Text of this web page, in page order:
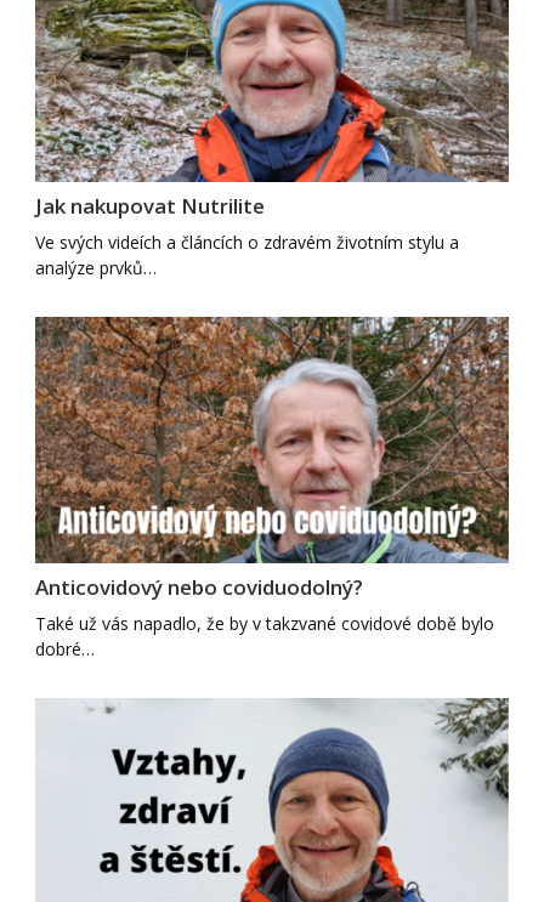
Jak nakupovat Nutrilite
Ve svých videích a článcích o zdravém životním stylu a
analýze prvků…
Anticovidový nebo coviduodolný?
Také už vás napadlo, že by v takzvané covidové době bylo
dobré…